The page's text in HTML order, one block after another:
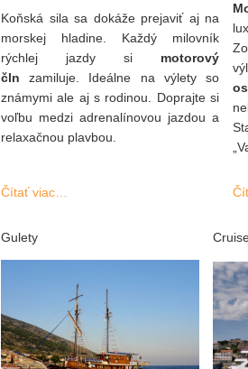
Koňská sila sa dokáže prejaviť aj na
morskej hladine. Každý milovník
rýchlej jazdy si motorový
čln zamiluje. Ideálne na výlety so
známymi ale aj s rodinou. Doprajte si
voľbu medzi adrenalínovou jazdou a
relaxačnou plavbou.
Čítať viac…
Gulety